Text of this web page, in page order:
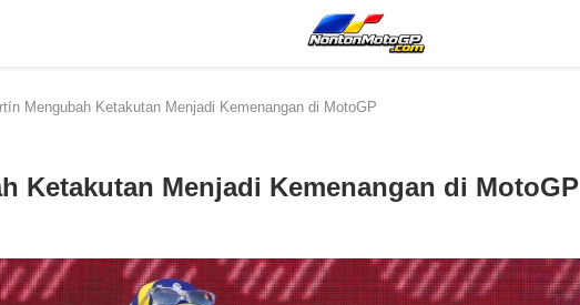
Mengubah Ketakutan Menjadi Kemenangan di MotoGP
Ketakutan Menjadi Kemenangan di MotoGP